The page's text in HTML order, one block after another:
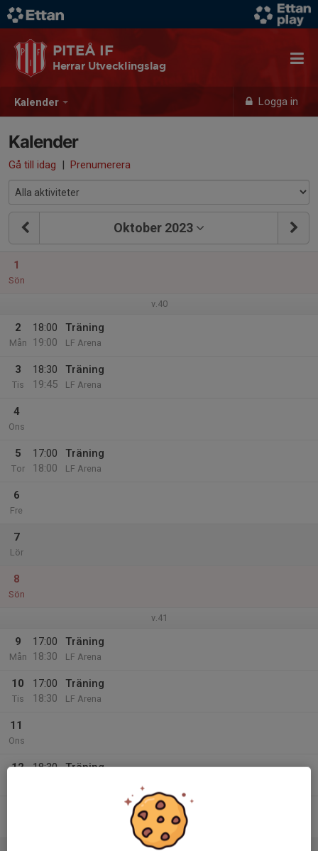
Kalender Logga in
PITEÅ IF
Herrar Utvecklingslag
Kalender
Gå till idag | Prenumerera
Oktober 2023
1
Sön
v.40
2
Mån
18:00
19:00
Träning
LF Arena
3
Tis
18:30
19:45
Träning
LF Arena
4
Ons
5
Tor
17:00
18:00
Träning
LF Arena
6
Fre
7
Lör
8
Sön
v.41
9
Mån
17:00
18:30
Träning
LF Arena
10
Tis
17:00
18:30
Träning
LF Arena
11
Ons
12
18:30
Träning